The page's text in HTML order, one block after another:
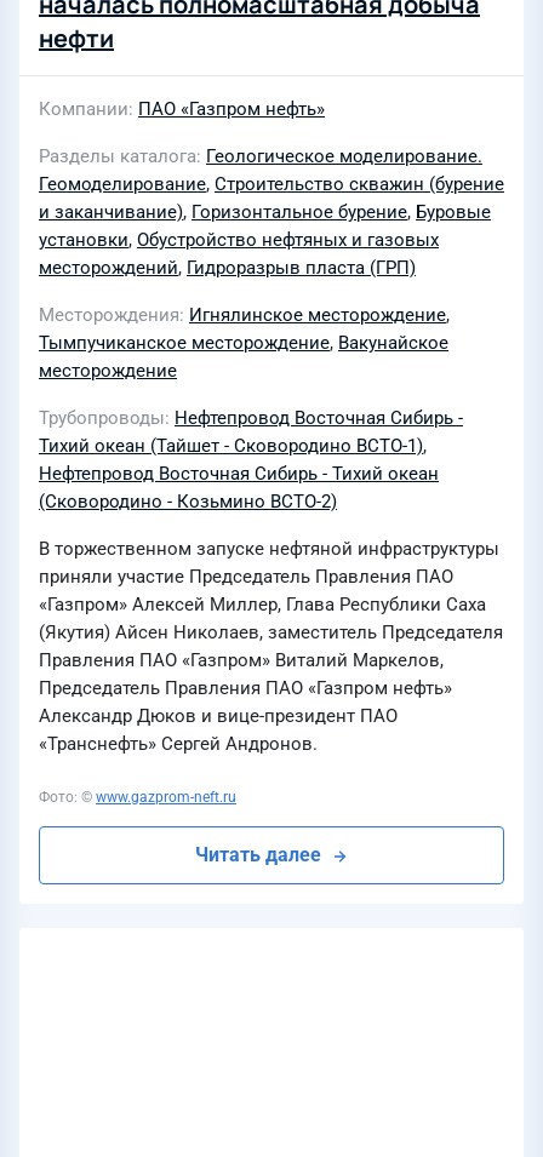
нефти
Компании ПАО «Газпром нефть»
Разделы каталога Геологическое моделирование.
Геомоделирование, Строительство скважин (бурение
и заканчивание), Горизонтальное бурение, Буровые
установки, Обустройство нефтяных и газовых
месторождений, Гидроразрыв пласта (ГРП)
Месторождения Игнялинское месторождение,
Тымпучиканское месторождение, Вакунайское
месторождение
Трубопроводы Нефтепровод Восточная Сибирь -
Тихий океан (Тайшет - Сковородино ВСТО-1),
Нефтепровод Восточная Сибирь - Тихий океан
(Сковородино - Козьмино ВСТО-2)
В торжественном запуске нефтяной инфраструктуры
приняли участие Председатель Правления ПАО
«Газпром» Алексей Миллер, Глава Республики Саха
(Якутия) Айсен Николаев, заместитель Председателя
Правления ПАО «Газпром» Виталий Маркелов,
Председатель Правления ПАО «Газпром нефть»
Александр Дюков и вице-президент ПАО
«Транснефть» Сергей Андронов.
Читать далее
Фото: © www.gazprom-neft.ru